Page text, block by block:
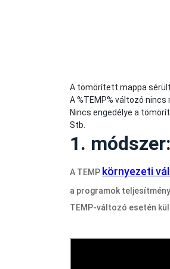
A tömörített mappa sérült.
A %TEMP% változó nincs
Nincs engedélye a
Stb.
1.
A TEMP környezeti
a programok
TEMP-változó esetén